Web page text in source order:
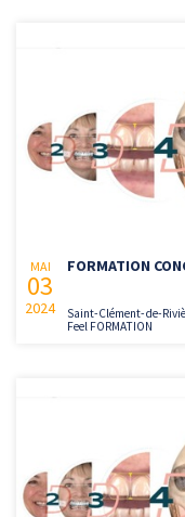
MAI
03
2024
FORMATION
Saint-Clément-de-
Feel FORMATION